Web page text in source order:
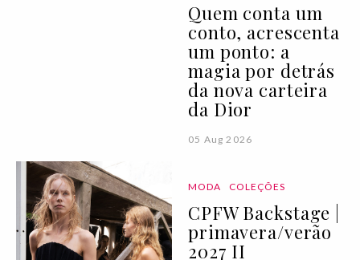
Quem conta um
conto, acrescenta
um ponto: a
magia por detrás
da nova carteira
da Dior
05 Aug 2026
MODA COLEÇÕES
CPFW Backstage |
primavera/verão
2027 II